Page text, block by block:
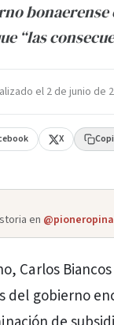
“las
el 2 de junio de
X
en
Carlos
del gobierno